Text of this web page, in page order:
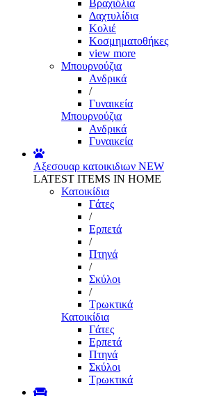
Βραχιόλια
Δαχτυλίδια
Κολιέ
Κοσμηματοθήκες
view more
Μπουρνούζια
Ανδρικά
/
Γυναικεία
Μπουρνούζια
Ανδρικά
Γυναικεία
Αξεσουαρ κατοικιδιων NEW
LATEST ITEMS IN HOME
Κατοικίδια
Γάτες
/
Ερπετά
/
Πτηνά
/
Σκύλοι
/
Τρωκτικά
Κατοικίδια
Γάτες
Ερπετά
Πτηνά
Σκύλοι
Τρωκτικά